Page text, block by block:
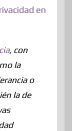
en
, con
la
o
la de